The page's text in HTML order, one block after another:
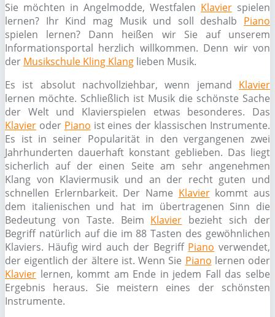
Sie möchten in Angelmodde, Westfalen Klavier spielen
lernen? Ihr Kind mag Musik und soll deshalb Piano
spielen lernen? Dann heißen wir Sie auf unserem
Informationsportal herzlich willkommen. Denn wir von
der Musikschule Kling Klang lieben Musik.
Es ist absolut nachvollziehbar, wenn jemand Klavier
lernen möchte. Schließlich ist Musik die schönste Sache
der Welt und Klavierspielen etwas besonderes. Das
Klavier oder Piano ist eines der klassischen Instrumente.
Es ist in seiner Popularität in den vergangenen zwei
Jahrhunderten dauerhaft konstant geblieben. Das liegt
sicherlich auf der einen Seite am sehr angenehmen
Klang von Klaviermusik und an der recht guten und
schnellen Erlernbarkeit. Der Name Klavierkommt aus
dem italienischen und hat im übertragenen Sinn die
Bedeutung von Taste. Beim Klavier bezieht sich der
Begriff natürlich auf die im 88 Tasten des gewöhnlichen
Klaviers. Häufig wird auch der Begriff Piano verwendet,
der eigentlich der ältere ist. Wenn Sie Piano lernen oder
Klavier lernen, kommt am Ende in jedem Fall das selbe
Ergebnis heraus. Sie meistern eines der schönsten
Instrumente.